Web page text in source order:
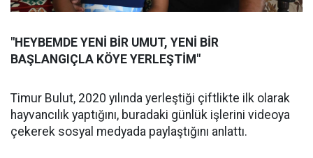
"HEYBEMDE YENİ BİR UMUT, YENİ BİR
BAŞLANGIÇLA KÖYE YERLEŞTİM"
Timur Bulut, 2020 yılında yerleştiği çiftlikte ilk olarak
hayvancılık yaptığını, buradaki günlük işlerini videoya
çekerek sosyal medyada paylaştığını anlattı.